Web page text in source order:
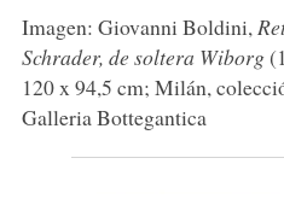
Imagen: Giovanni Boldini,
Schrader, de soltera Wiborg
120 x 94,5 cm; Milán,
Galleria Bottegantica